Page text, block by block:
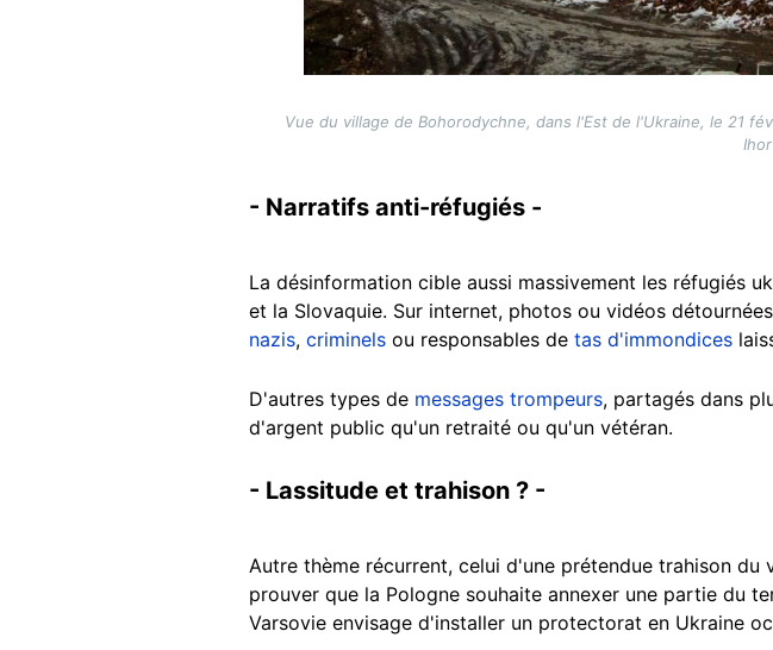
Vue du village de Bohorodychne, dans l'Est de l'Ukraine, le 21
- Narratifs anti-réfugiés -
La désinformation cible aussi massivement les réfugiés
et la Slovaquie. Sur internet, photos ou vidéos
nazis, criminels ou responsables de tas d'immondices
D'autres types de messages trompeurs, partagés dans
d'argent public qu'un retraité ou qu'un vétéran.
- Lassitude et trahison ? -
Autre thème récurrent, celui d'une prétendue trahison du
prouver que la Pologne souhaite annexer une partie du
Varsovie envisage d'installer un protectorat en Ukraine